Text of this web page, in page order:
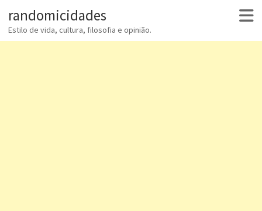
randomicidades
Estilo de vida, cultura, filosofia e opinião.